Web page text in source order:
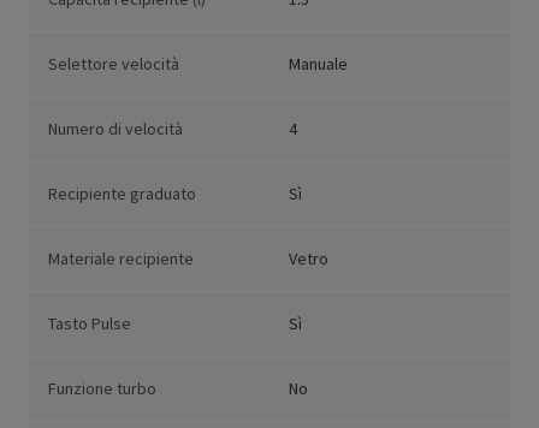
Selettore velocità Manuale
Numero di velocità 4
Recipiente graduato Sì
Materiale recipiente Vetro
Tasto Pulse Sì
Funzione turbo No